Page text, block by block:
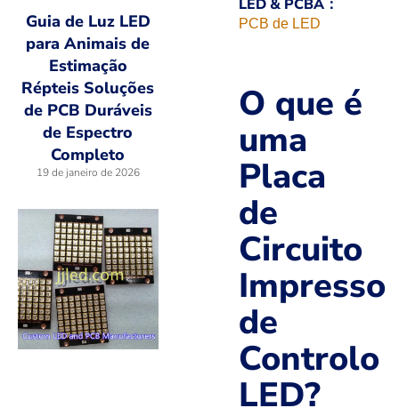
Guia de Luz LED
para Animais de
Estimação
Répteis Soluções
de PCB Duráveis
de Espectro
Completo
19 de janeiro de 2026
LED & PCBA：
PCB de LED
O que é
uma
Placa
de
Circuito
Impresso
de
Controlo
LED?